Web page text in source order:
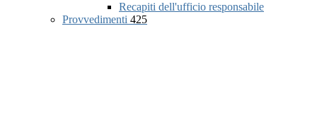
Recapiti dell'ufficio responsabile
Provvedimenti 425